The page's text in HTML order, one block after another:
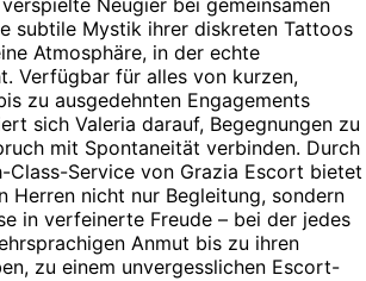
Neugier bei gemeinsamen
subtile Mystik ihrer diskreten Tattoos
Atmosphäre, in der echte
Verfügbar für alles von kurzen,
zu ausgedehnten Engagements
sich Valeria darauf, Begegnungen zu
mit Spontaneität verbinden. Durch
Class-Service von Grazia Escort bietet
Herren nicht nur Begleitung, sondern
in verfeinerte Freude – bei der jedes
Anmut bis zu ihren
zu einem unvergesslichen Escort-